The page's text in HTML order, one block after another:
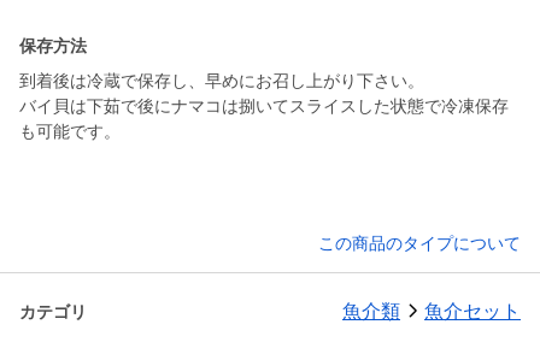
保存方法
到着後は冷蔵で保存し、早めにお召し上がり下さい。
バイ貝は下茹で後にナマコは捌いてスライスした状態で冷凍保存
も可能です。
この商品のタイプについて
カテゴリ 魚介類 魚介セット